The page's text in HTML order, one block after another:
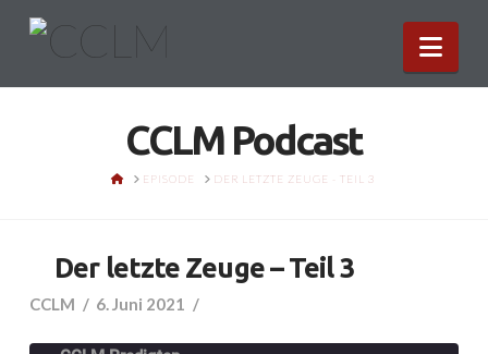
CCLM Podcast
HOMEEPISODE DER LETZTE ZEUGE - TEIL 3
Der letzte Zeuge – Teil 3
CCLM 6. Juni 2021